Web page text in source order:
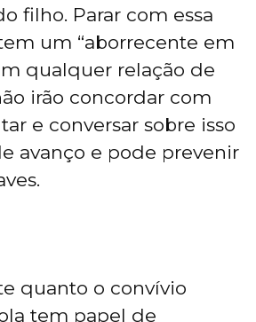
filho. Parar com essa
um “aborrecente em
qualquer relação de
irão concordar com
e conversar sobre isso
avanço e pode prevenir
quanto o convívio
tem papel de